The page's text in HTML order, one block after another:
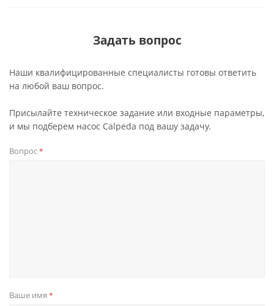
Задать вопрос
Наши квалифицированные специалисты готовы ответить
на любой ваш вопрос.
Присылайте техническое задание или входные параметры,
и мы подберем насос Calpeda под вашу задачу.
Вопрос*
Ваше имя *